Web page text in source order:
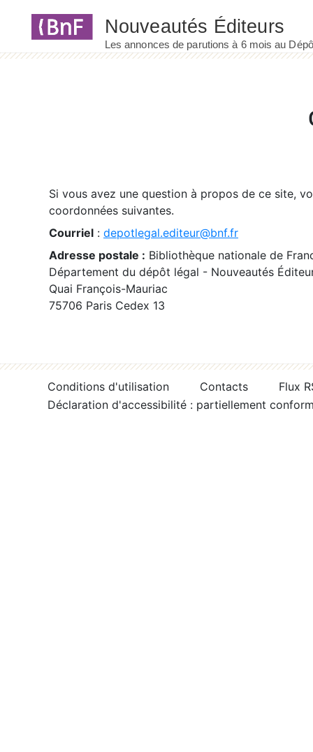
Si vous avez une question à propos de ce site,
coordonnées suivantes.
Courriel : depotlegal.editeur@bnf.fr
Adresse postale : Bibliothèque nationale de
Département du dépôt légal - Nouveautés
Quai François-Mauriac
75706 Paris Cedex 13
Conditions d'utilisation Contacts
Flux
Déclaration d'accessibilité : partiellement